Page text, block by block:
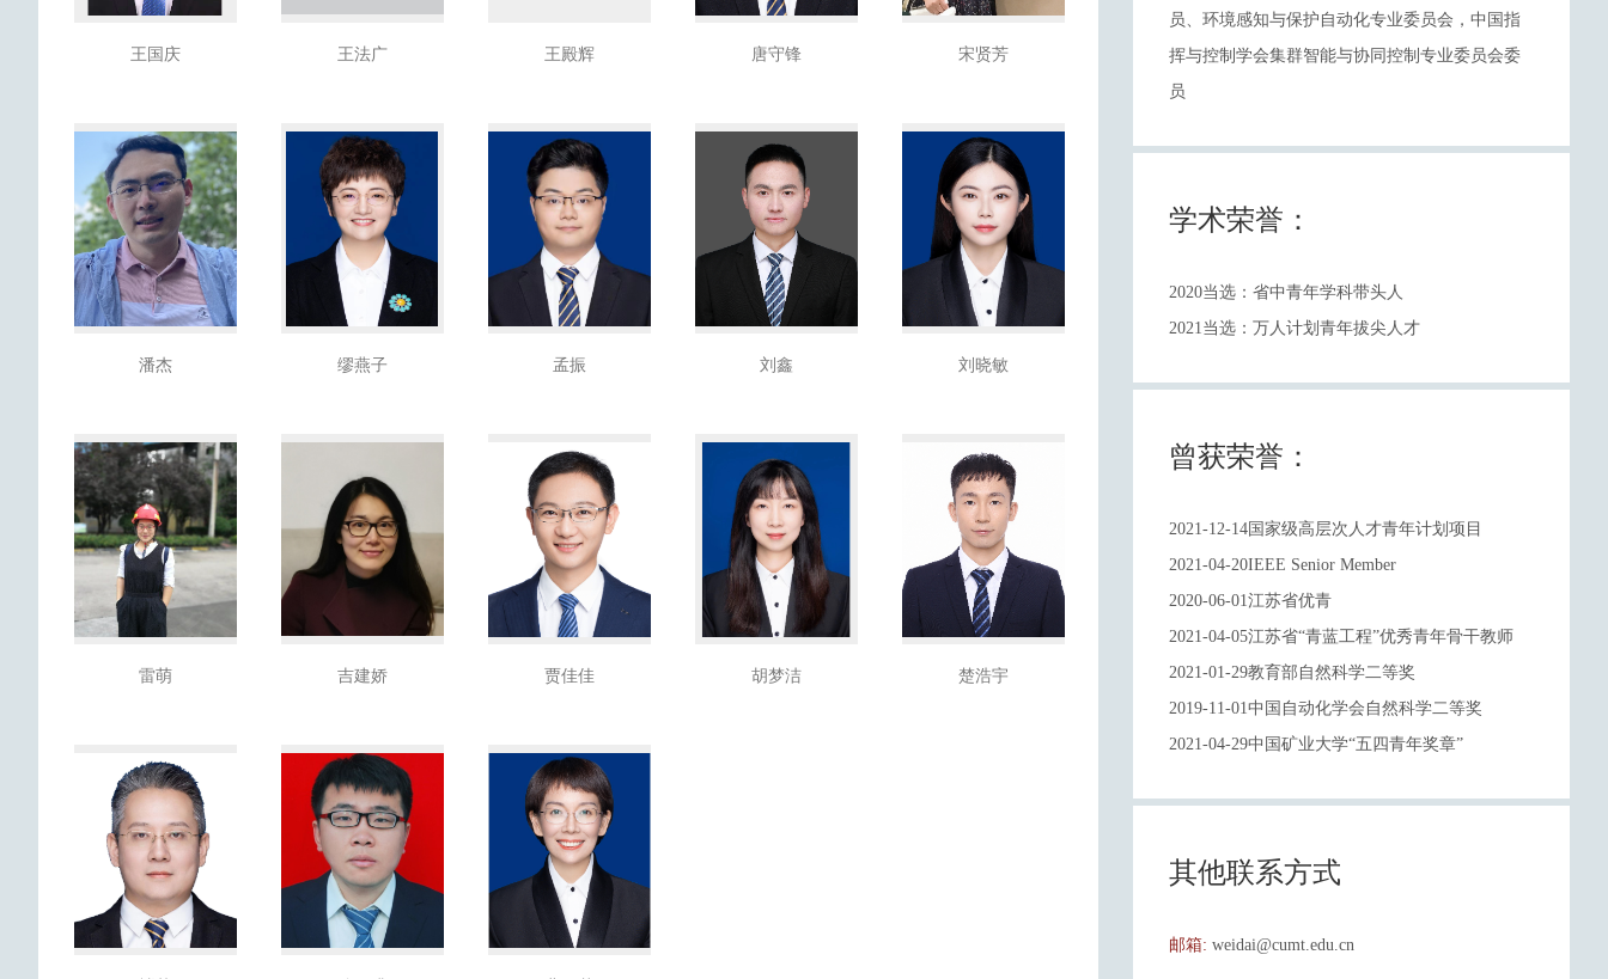
王国庆 王法广 王殿辉 唐守锋 宋贤芳
潘杰 缪燕子 孟振 刘鑫 刘晓敏
雷萌 吉建娇 贾佳佳 胡梦洁 楚浩宇
员、环境感知与保护自动化专业委员会，中国指
挥与控制学会集群智能与协同控制专业委员会委
员
学术荣誉：
2020当选：省中青年学科带头人
2021当选：万人计划青年拔尖人才
曾获荣誉：
2021-12-14国家级高层次人才青年计划项目
2021-04-20IEEE Senior Member
2020-06-01江苏省优青
2021-04-05江苏省“青蓝工程”优秀青年骨干教师
2021-01-29教育部自然科学二等奖
2019-11-01中国自动化学会自然科学二等奖
2021-04-29中国矿业大学“五四青年奖章”
其他联系方式
邮箱: weidai@cumt.edu.cn